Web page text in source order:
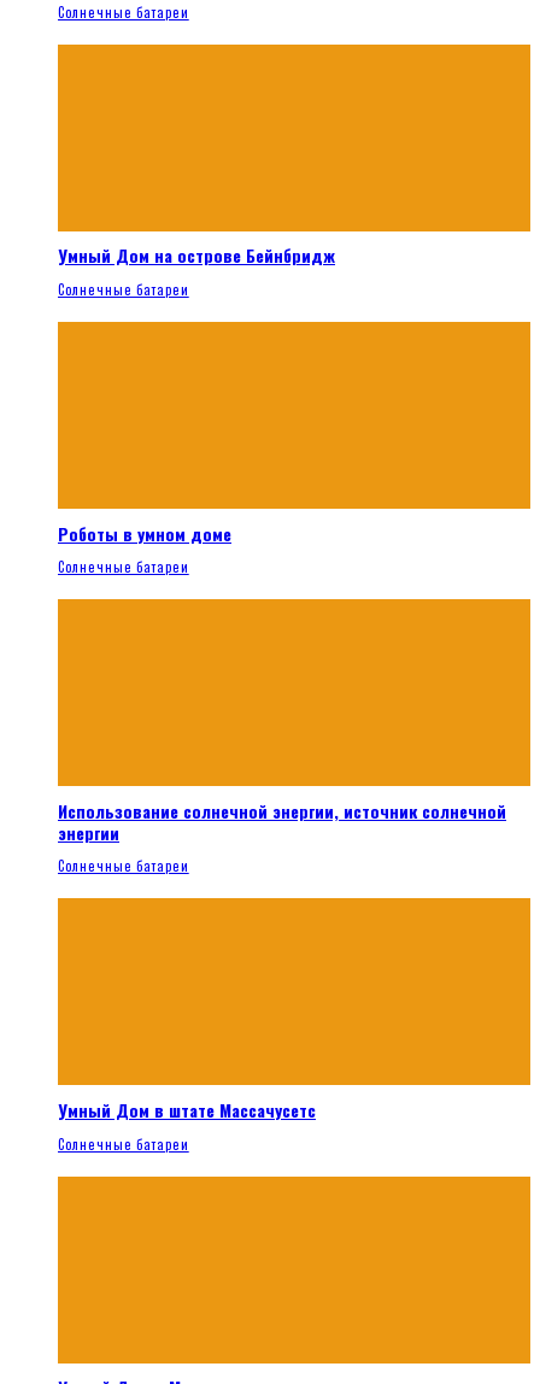
Солнечные батареи
Умный Дом на острове Бейнбридж
Солнечные батареи
Роботы в умном доме
Солнечные батареи
Использование солнечной энергии, источник солнечной
энергии
Солнечные батареи
Умный Дом в штате Массачусетс
Солнечные батареи